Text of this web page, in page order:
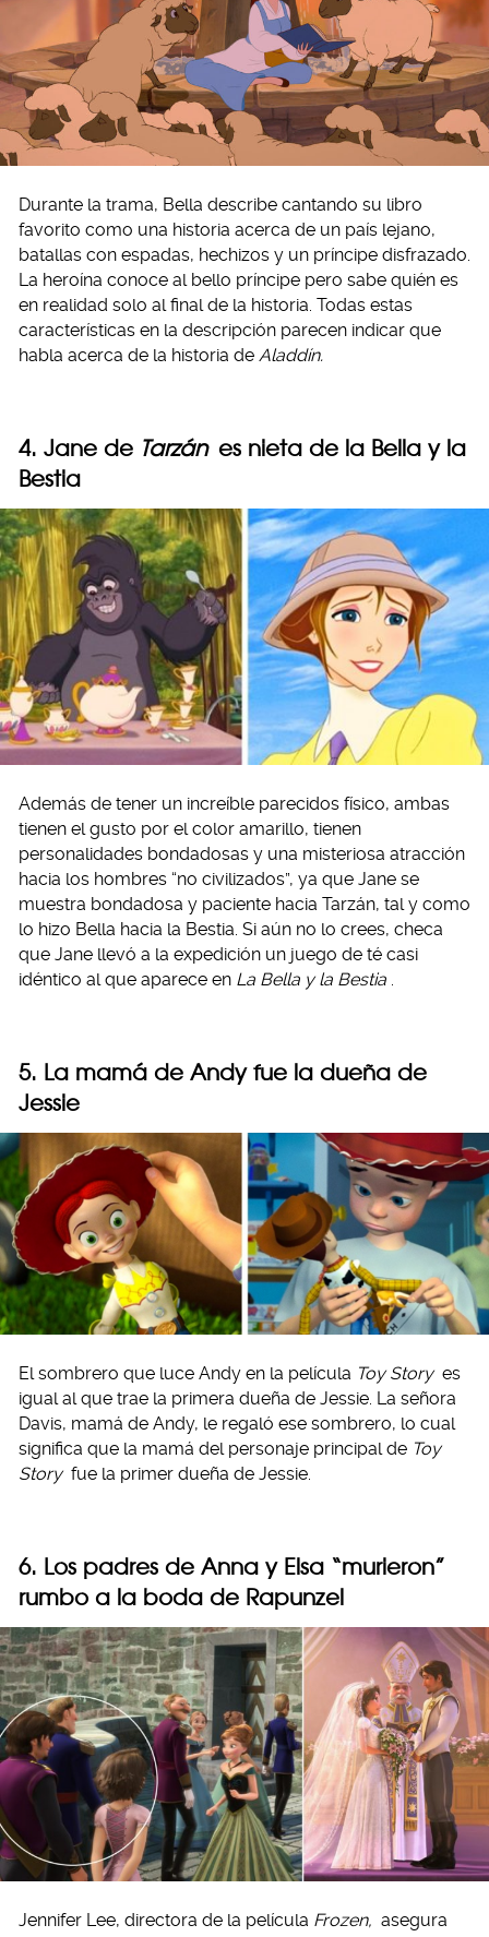
Durante la trama, Bella describe cantando su libro
favorito como una historia acerca de un país lejano,
batallas con espadas, hechizos y un príncipe disfrazado.
La heroína conoce al bello príncipe pero sabe quién es
en realidad solo al final de la historia. Todas estas
características en la descripción parecen indicar que
habla acerca de la historia de Aladdín.
4. Jane de Tarzán es nieta de la Bella y la
Bestia
Además de tener un increíble parecidos físico, ambas
tienen el gusto por el color amarillo, tienen
personalidades bondadosas y una misteriosa atracción
hacia los hombres “no civilizados”, ya que Jane se
muestra bondadosa y paciente hacia Tarzán, tal y como
lo hizo Bella hacia la Bestia. Si aún no lo crees, checa
que Jane llevó a la expedición un juego de té casi
idéntico al que aparece en La Bella y la Bestia
5. La mamá de Andy fue la dueña de
Jessie
El sombrero que luce Andy en la película Toy Story es
igual al que trae la primera dueña de Jessie. La señora
Davis, mamá de Andy, le regaló ese sombrero, lo cual
significa que la mamá del personaje principal de Toy
Story fue la primer dueña de Jessie.
6. Los padres de Anna y Elsa “murieron”
rumbo a la boda de Rapunzel
Jennifer Lee, directora de la película Frozen, asegura